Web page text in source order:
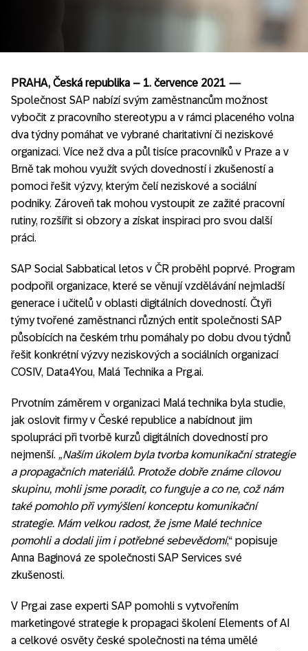
PRAHA, Česká republika – 1. července 2021 —
Společnost SAP nabízí svým zaměstnancům možnost
vybočit z pracovního stereotypu a v rámci placeného volna
dva týdny pomáhat ve vybrané charitativní či neziskové
organizaci. Více než dva a půl tisíce pracovníků v Praze a v
Brně tak mohou využít svých dovedností i zkušeností a
pomoci řešit výzvy, kterým čelí neziskové a sociální
podniky. Zároveň tak mohou vystoupit ze zažité pracovní
rutiny, rozšířit si obzory a získat inspiraci pro svou další
práci.
SAP Social Sabbatical letos v ČR proběhl poprvé. Program
podpořil organizace, které se věnují vzdělávání nejmladší
generace i učitelů v oblasti digitálních dovedností. Čtyři
týmy tvořené zaměstnanci různých entit společnosti SAP
působících na českém trhu pomáhaly po dobu dvou týdnů
řešit konkrétní výzvy neziskových a sociálních organizací
COSIV, Data4You, Malá Technika a Prg.ai.
Prvotním záměrem v organizaci Malá technika byla studie,
jak oslovit firmy v České republice a nabídnout jim
spolupráci při tvorbě kurzů digitálních dovedností pro
nejmenší. „Naším úkolem byla tvorba komunikační strategie
a propagačních materiálů. Protože dobře známe cílovou
skupinu, mohli jsme poradit, co funguje a co ne, což nám
také pomohlo při vymýšlení konceptu komunikační
strategie. Mám velkou radost, že jsme Malé technice
pomohli a dodali jim i potřebné sebevědomí,“ popisuje
Anna Baginová ze společnosti SAP Services své
zkušenosti.
V Prg.ai zase experti SAP pomohli s vytvořením
marketingové strategie k propagaci školení Elements of AI
a celkové osvěty české společnosti na téma umělé